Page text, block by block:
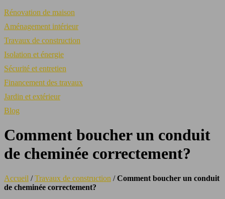
Rénovation de maison
Aménagement intérieur
Travaux de construction
Isolation et énergie
Sécurité et entretien
Financement des travaux
Jardin et extérieur
Blog
Comment boucher un conduit
de cheminée correctement?
Accueil /Travaux de construction /Comment boucher un conduit
de cheminée correctement?